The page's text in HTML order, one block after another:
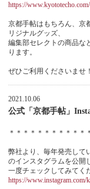
https://www.kyototecho.com/
京都手帖はもちろん、京
リジナルグッズ、
編集部セレクトの商品な
ります。
ぜひご利用くださいませ！
2021.10.06
公式「京都手帖」
＊＊＊＊＊＊＊＊＊＊＊
弊社より、毎年発売して
のインスタグラムを公開
一度チェックしてみてく
https://www.instagram.com/